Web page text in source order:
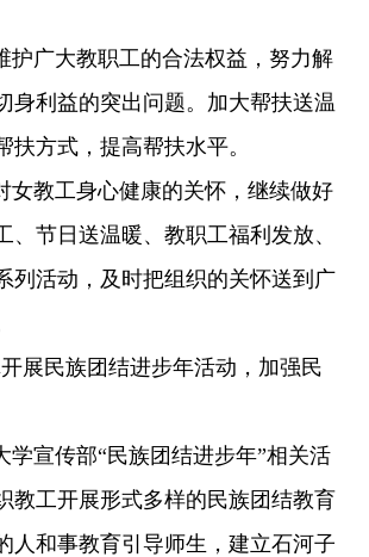
护广大教职工的合法权益，努力解
身利益的突出问题。加大帮扶送温
扶方式，提高帮扶水平。
女教工身心健康的关怀，继续做好
、节日送温暖、教职工福利发放、
列活动，及时把组织的关怀送到广
展民族团结进步年活动，加强民
学宣传部“民族团结进步年”相关活
教工开展形式多样的民族团结教育
人和事教育引导师生，建立石河子